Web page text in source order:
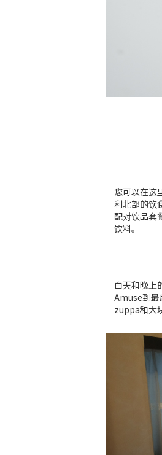
您可以在这
利北部的饮
配对饮品套
饮料。
白天和晚上
Amuse到最
zuppa和大